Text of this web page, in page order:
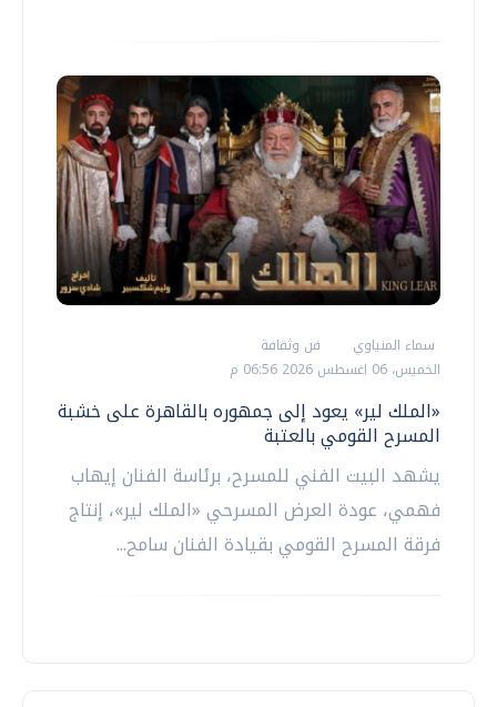
سماء المنياوي
فن وثقافة
الخميس، 06 اغسطس 2026 06:56 م
«الملك لير» يعود إلى جمهوره بالقاهرة على خشبة
المسرح القومي بالعتبة
يشهد البيت الفني للمسرح، برئاسة الفنان إيهاب
فهمي، عودة العرض المسرحي «الملك لير»، إنتاج
فرقة المسرح القومي بقيادة الفنان سامح...